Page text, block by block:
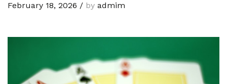
February 18, 2026 / by admim